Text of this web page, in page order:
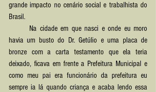
grande impacto no cenário social e trabalhista do
Brasil.
havia um busto do Dr. Getúlio e uma placa de
bronze com a carta testamento que ela teria
deixado, ficava em frente a Prefeitura Municipal e
como meu pai era funcionário da prefeitura eu
sempre ia lá quando criança e acaba lendo essa